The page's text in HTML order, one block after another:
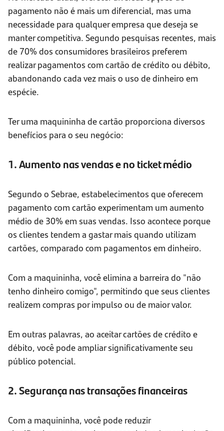
pagamento não é mais um diferencial, mas uma
necessidade para qualquer empresa que deseja se
manter competitiva. Segundo pesquisas recentes, mais
de 70% dos consumidores brasileiros preferem
realizar pagamentos com cartão de crédito ou débito,
abandonando cada vez mais o uso de dinheiro em
espécie.
Ter uma maquininha de cartão proporciona diversos
benefícios para o seu negócio:
1. Aumento nas vendas e no ticket médio
Segundo o Sebrae, estabelecimentos que oferecem
pagamento com cartão experimentam um aumento
médio de 30% em suas vendas. Isso acontece porque
os clientes tendem a gastar mais quando utilizam
cartões, comparado com pagamentos em dinheiro.
Com a maquininha, você elimina a barreira do "não
tenho dinheiro comigo", permitindo que seus clientes
realizem compras por impulso ou de maior valor.
Em outras palavras, ao aceitar cartões de crédito e
débito, você pode ampliar significativamente seu
público potencial.
2. Segurança nas transações financeiras
Com a maquininha, você pode reduzir